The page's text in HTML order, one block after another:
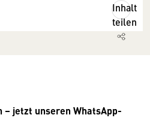
Inhalt
teilen
– jetzt unseren WhatsApp-